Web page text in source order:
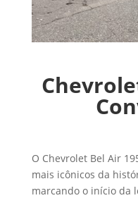
O Chevrolet Bel Air
mais icônicos da
marcando o início da